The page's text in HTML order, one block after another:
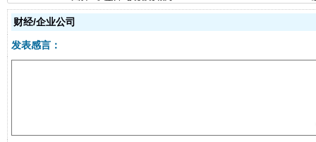
财经/企业公司
发表感言：